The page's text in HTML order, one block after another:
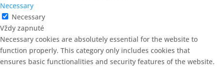
Necessary
Necessary
Vždy zapnuté
Necessary cookies are absolutely essential for the website to
function properly. This category only includes cookies that
ensures basic functionalities and security features of the website.